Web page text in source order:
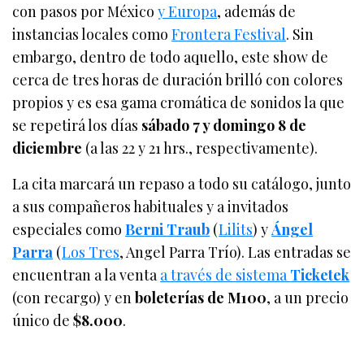
con pasos por Méxicoy Europa, además de
instancias locales comoFrontera Festival. Sin
embargo, dentro de todo aquello, este show de
cerca de tres horas de duración brilló con colores
propios y es esa gama cromática de sonidos la que
se repetirá los días sábado 7 y domingo 8 de
diciembre (a las 22 y 21 hrs., respectivamente).
La cita marcará un repaso a todo su catálogo, junto
a sus compañeros habituales y a invitados
especiales comoBerni Traub (Lilits) yÁngel
Parra (Los Tres, Angel Parra Trío). Las entradas se
encuentran a la ventaa través de sistemaTicketek
(con recargo) y enboleterías de M100, a un precio
único de$8.000.